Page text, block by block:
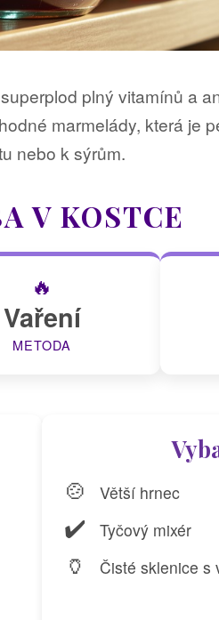
plný vitamínů a
marmelády, která je
nebo k sýrům.
V KOSTCE
🔥
Vaření
METODA
🍲 Větší hrnec
✔️ Tyčový mixér
🏺 Čisté sklenice s